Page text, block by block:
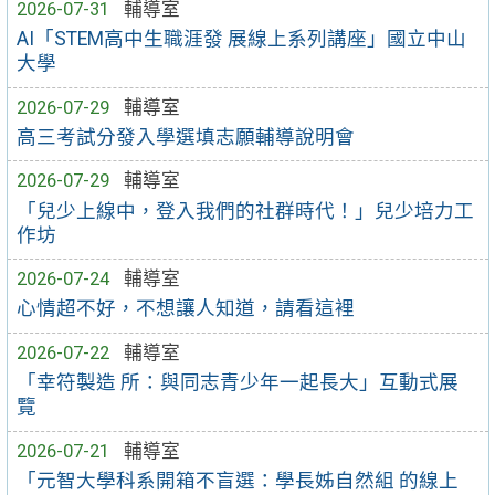
2026-07-31
輔導室
AI「STEM高中生職涯發 展線上系列講座」國立中山
大學
2026-07-29
輔導室
高三考試分發入學選填志願輔導說明會
2026-07-29
輔導室
「兒少上線中，登入我們的社群時代！」兒少培力工
作坊
2026-07-24
輔導室
心情超不好，不想讓人知道，請看這裡
2026-07-22
輔導室
「幸符製造 所：與同志青少年一起長大」互動式展
覽
2026-07-21
輔導室
「元智大學科系開箱不盲選：學長姊自然組 的線上